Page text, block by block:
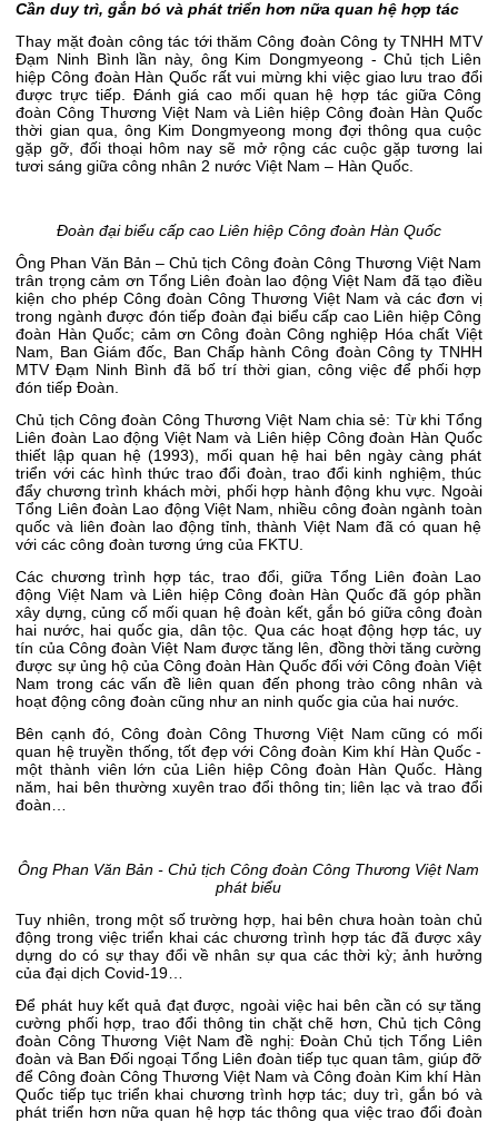
Cần duy trì, gắn bó và phát triển hơn nữa quan hệ hợp tác
Thay mặt đoàn công tác tới thăm Công đoàn Công ty TNHH MTV
Đạm Ninh Bình lần này, ông Kim Dongmyeong - Chủ tịch Liên
hiệp Công đoàn Hàn Quốc rất vui mừng khi việc giao lưu trao đổi
được trực tiếp. Đánh giá cao mối quan hệ hợp tác giữa Công
đoàn Công Thương Việt Nam và Liên hiệp Công đoàn Hàn Quốc
thời gian qua, ông Kim Dongmyeong mong đợi thông qua cuộc
gặp gỡ, đối thoại hôm nay sẽ mở rộng các cuộc gặp tương lai
tươi sáng giữa công nhân 2 nước Việt Nam – Hàn Quốc.
Đoàn đại biểu cấp cao Liên hiệp Công đoàn Hàn Quốc
Ông Phan Văn Bản – Chủ tịch Công đoàn Công Thương Việt Nam
trân trọng cảm ơn Tổng Liên đoàn lao động Việt Nam đã tạo điều
kiện cho phép Công đoàn Công Thương Việt Nam và các đơn vị
trong ngành được đón tiếp đoàn đại biểu cấp cao Liên hiệp Công
đoàn Hàn Quốc; cảm ơn Công đoàn Công nghiệp Hóa chất Việt
Nam, Ban Giám đốc, Ban Chấp hành Công đoàn Công ty TNHH
MTV Đạm Ninh Bình đã bố trí thời gian, công việc để phối hợp
đón tiếp Đoàn.
Chủ tịch Công đoàn Công Thương Việt Nam chia sẻ: Từ khi Tổng
Liên đoàn Lao động Việt Nam và Liên hiệp Công đoàn Hàn Quốc
thiết lập quan hệ (1993), mối quan hệ hai bên ngày càng phát
triển với các hình thức trao đổi đoàn, trao đổi kinh nghiệm, thúc
đẩy chương trình khách mời, phối hợp hành động khu vực. Ngoài
Tổng Liên đoàn Lao động Việt Nam, nhiều công đoàn ngành toàn
quốc và liên đoàn lao động tỉnh, thành Việt Nam đã có quan hệ
với các công đoàn tương ứng của FKTU.
Các chương trình hợp tác, trao đổi, giữa Tổng Liên đoàn Lao
động Việt Nam và Liên hiệp Công đoàn Hàn Quốc đã góp phần
xây dựng, củng cố mối quan hệ đoàn kết, gắn bó giữa công đoàn
hai nước, hai quốc gia, dân tộc. Qua các hoạt động hợp tác, uy
tín của Công đoàn Việt Nam được tăng lên, đồng thời tăng cường
được sự ủng hộ của Công đoàn Hàn Quốc đối với Công đoàn Việt
Nam trong các vấn đề liên quan đến phong trào công nhân và
hoạt động công đoàn cũng như an ninh quốc gia của hai nước.
Bên cạnh đó, Công đoàn Công Thương Việt Nam cũng có mối
quan hệ truyền thống, tốt đẹp với Công đoàn Kim khí Hàn Quốc -
một thành viên lớn của Liên hiệp Công đoàn Hàn Quốc. Hàng
năm, hai bên thường xuyên trao đổi thông tin; liên lạc và trao đổi
đoàn…
Ông Phan Văn Bản - Chủ tịch Công đoàn Công Thương Việt Nam
phát biểu
Tuy nhiên, trong một số trường hợp, hai bên chưa hoàn toàn chủ
động trong việc triển khai các chương trình hợp tác đã được xây
dựng do có sự thay đổi về nhân sự qua các thời kỳ; ảnh hưởng
của đại dịch Covid-19…
Để phát huy kết quả đạt được, ngoài việc hai bên cần có sự tăng
cường phối hợp, trao đổi thông tin chặt chẽ hơn, Chủ tịch Công
đoàn Công Thương Việt Nam đề nghị: Đoàn Chủ tịch Tổng Liên
đoàn và Ban Đối ngoại Tổng Liên đoàn tiếp tục quan tâm, giúp đỡ
để Công đoàn Công Thương Việt Nam và Công đoàn Kim khí Hàn
Quốc tiếp tục triển khai chương trình hợp tác; duy trì, gắn bó và
phát triển hơn nữa quan hệ hợp tác thông qua việc trao đổi đoàn